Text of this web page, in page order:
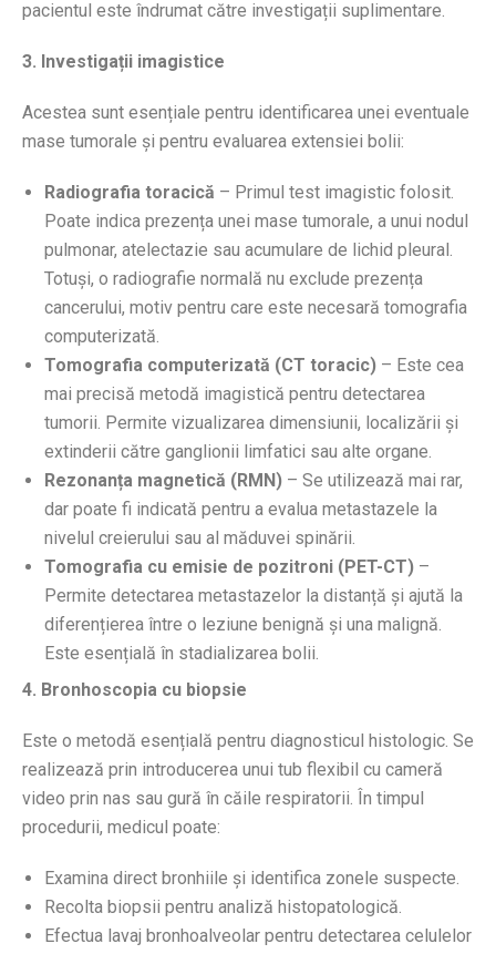
pacientul este îndrumat către investigații suplimentare.
3. Investigații imagistice
Acestea sunt esențiale pentru identificarea unei eventuale
mase tumorale și pentru evaluarea extensiei bolii:
Radiografia toracică – Primul test imagistic folosit.
Poate indica prezența unei mase tumorale, a unui nodul
pulmonar, atelectazie sau acumulare de lichid pleural.
Totuși, o radiografie normală nu exclude prezența
cancerului, motiv pentru care este necesară tomografia
computerizată.
Tomografia computerizată (CT toracic) – Este cea
mai precisă metodă imagistică pentru detectarea
tumorii. Permite vizualizarea dimensiunii, localizării și
extinderii către ganglionii limfatici sau alte organe.
Rezonanța magnetică (RMN) – Se utilizează mai rar,
dar poate fi indicată pentru a evalua metastazele la
nivelul creierului sau al măduvei spinării.
Tomografia cu emisie de pozitroni (PET-CT) –
Permite detectarea metastazelor la distanță și ajută la
diferențierea între o leziune benignă și una malignă.
Este esențială în stadializarea bolii.
4. Bronhoscopia cu biopsie
Este o metodă esențială pentru diagnosticul histologic. Se
realizează prin introducerea unui tub flexibil cu cameră
video prin nas sau gură în căile respiratorii. În timpul
procedurii, medicul poate:
Examina direct bronhiile și identifica zonele suspecte.
Recolta biopsii pentru analiză histopatologică.
Efectua lavaj bronhoalveolar pentru detectarea celulelor